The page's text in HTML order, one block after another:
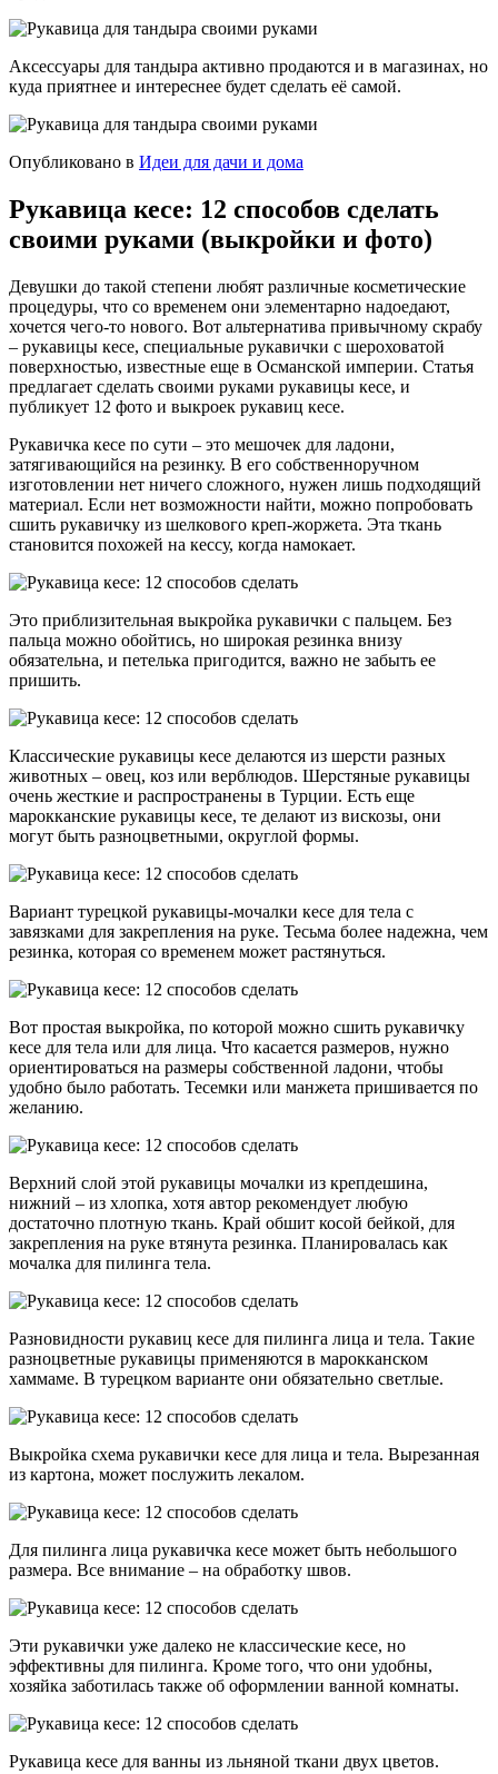
Аксессуары для тандыра активно продаются и в магазинах, но
куда приятнее и интереснее будет сделать её самой.
Опубликовано в Идеи для дачи и дома
Рукавица кесе: 12 способов сделать
своими руками (выкройки и фото)
Девушки до такой степени любят различные косметические
процедуры, что со временем они элементарно надоедают,
хочется чего-то нового. Вот альтернатива привычному скрабу
– рукавицы кесе, специальные рукавички с шероховатой
поверхностью, известные еще в Османской империи. Статья
предлагает сделать своими руками рукавицы кесе, и
публикует 12 фото и выкроек рукавиц кесе.
Рукавичка кесе по сути – это мешочек для ладони,
затягивающийся на резинку. В его собственноручном
изготовлении нет ничего сложного, нужен лишь подходящий
материал. Если нет возможности найти, можно попробовать
сшить рукавичку из шелкового креп-жоржета. Эта ткань
становится похожей на кессу, когда намокает.
Это приблизительная выкройка рукавички с пальцем. Без
пальца можно обойтись, но широкая резинка внизу
обязательна, и петелька пригодится, важно не забыть ее
пришить.
Классические рукавицы кесе делаются из шерсти разных
животных – овец, коз или верблюдов. Шерстяные рукавицы
очень жесткие и распространены в Турции. Есть еще
марокканские рукавицы кесе, те делают из вискозы, они
могут быть разноцветными, округлой формы.
Вариант турецкой рукавицы-мочалки кесе для тела с
завязками для закрепления на руке. Тесьма более надежна, чем
резинка, которая со временем может растянуться.
Вот простая выкройка, по которой можно сшить рукавичку
кесе для тела или для лица. Что касается размеров, нужно
ориентироваться на размеры собственной ладони, чтобы
удобно было работать. Тесемки или манжета пришивается по
желанию.
Верхний слой этой рукавицы мочалки из крепдешина,
нижний – из хлопка, хотя автор рекомендует любую
достаточно плотную ткань. Край обшит косой бейкой, для
закрепления на руке втянута резинка. Планировалась как
мочалка для пилинга тела.
Разновидности рукавиц кесе для пилинга лица и тела. Такие
разноцветные рукавицы применяются в марокканском
хаммаме. В турецком варианте они обязательно светлые.
Выкройка схема рукавички кесе для лица и тела. Вырезанная
из картона, может послужить лекалом.
Для пилинга лица рукавичка кесе может быть небольшого
размера. Все внимание – на обработку швов.
Эти рукавички уже далеко не классические кесе, но
эффективны для пилинга. Кроме того, что они удобны,
хозяйка заботилась также об оформлении ванной комнаты.
Рукавица кесе для ванны из льняной ткани двух цветов.